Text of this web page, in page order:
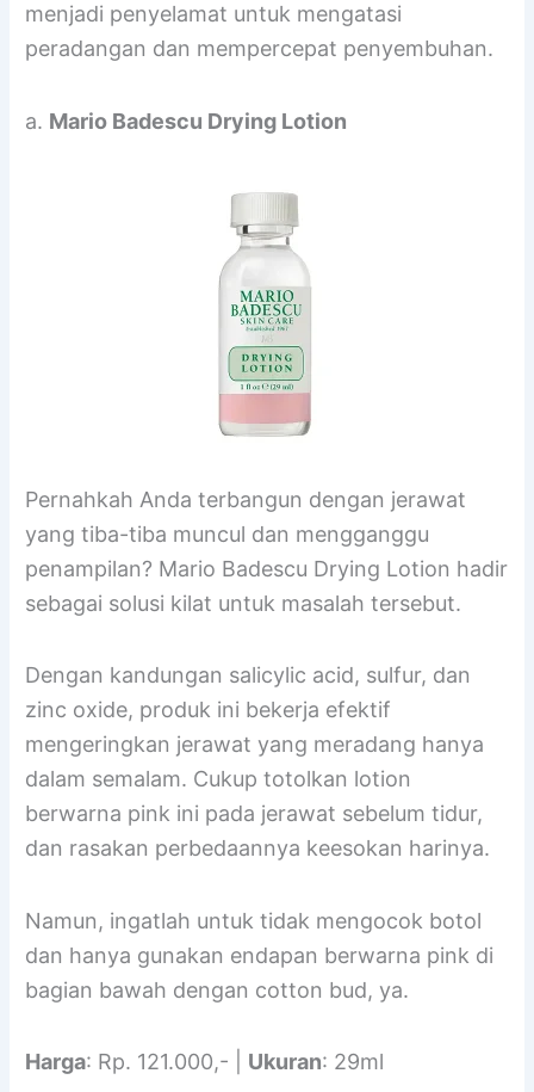
menjadi penyelamat untuk mengatasi
peradangan dan mempercepat penyembuhan.
a. Mario Badescu Drying Lotion
Pernahkah Anda terbangun dengan jerawat
yang tiba-tiba muncul dan mengganggu
penampilan? Mario Badescu Drying Lotion hadir
sebagai solusi kilat untuk masalah tersebut.
Dengan kandungan salicylic acid, sulfur, dan
zinc oxide, produk ini bekerja efektif
mengeringkan jerawat yang meradang hanya
dalam semalam. Cukup totolkan lotion
berwarna pink ini pada jerawat sebelum tidur,
dan rasakan perbedaannya keesokan harinya.
Namun, ingatlah untuk tidak mengocok botol
dan hanya gunakan endapan berwarna pink di
bagian bawah dengan cotton bud, ya.
Harga: Rp. 121.000,- | Ukuran: 29ml